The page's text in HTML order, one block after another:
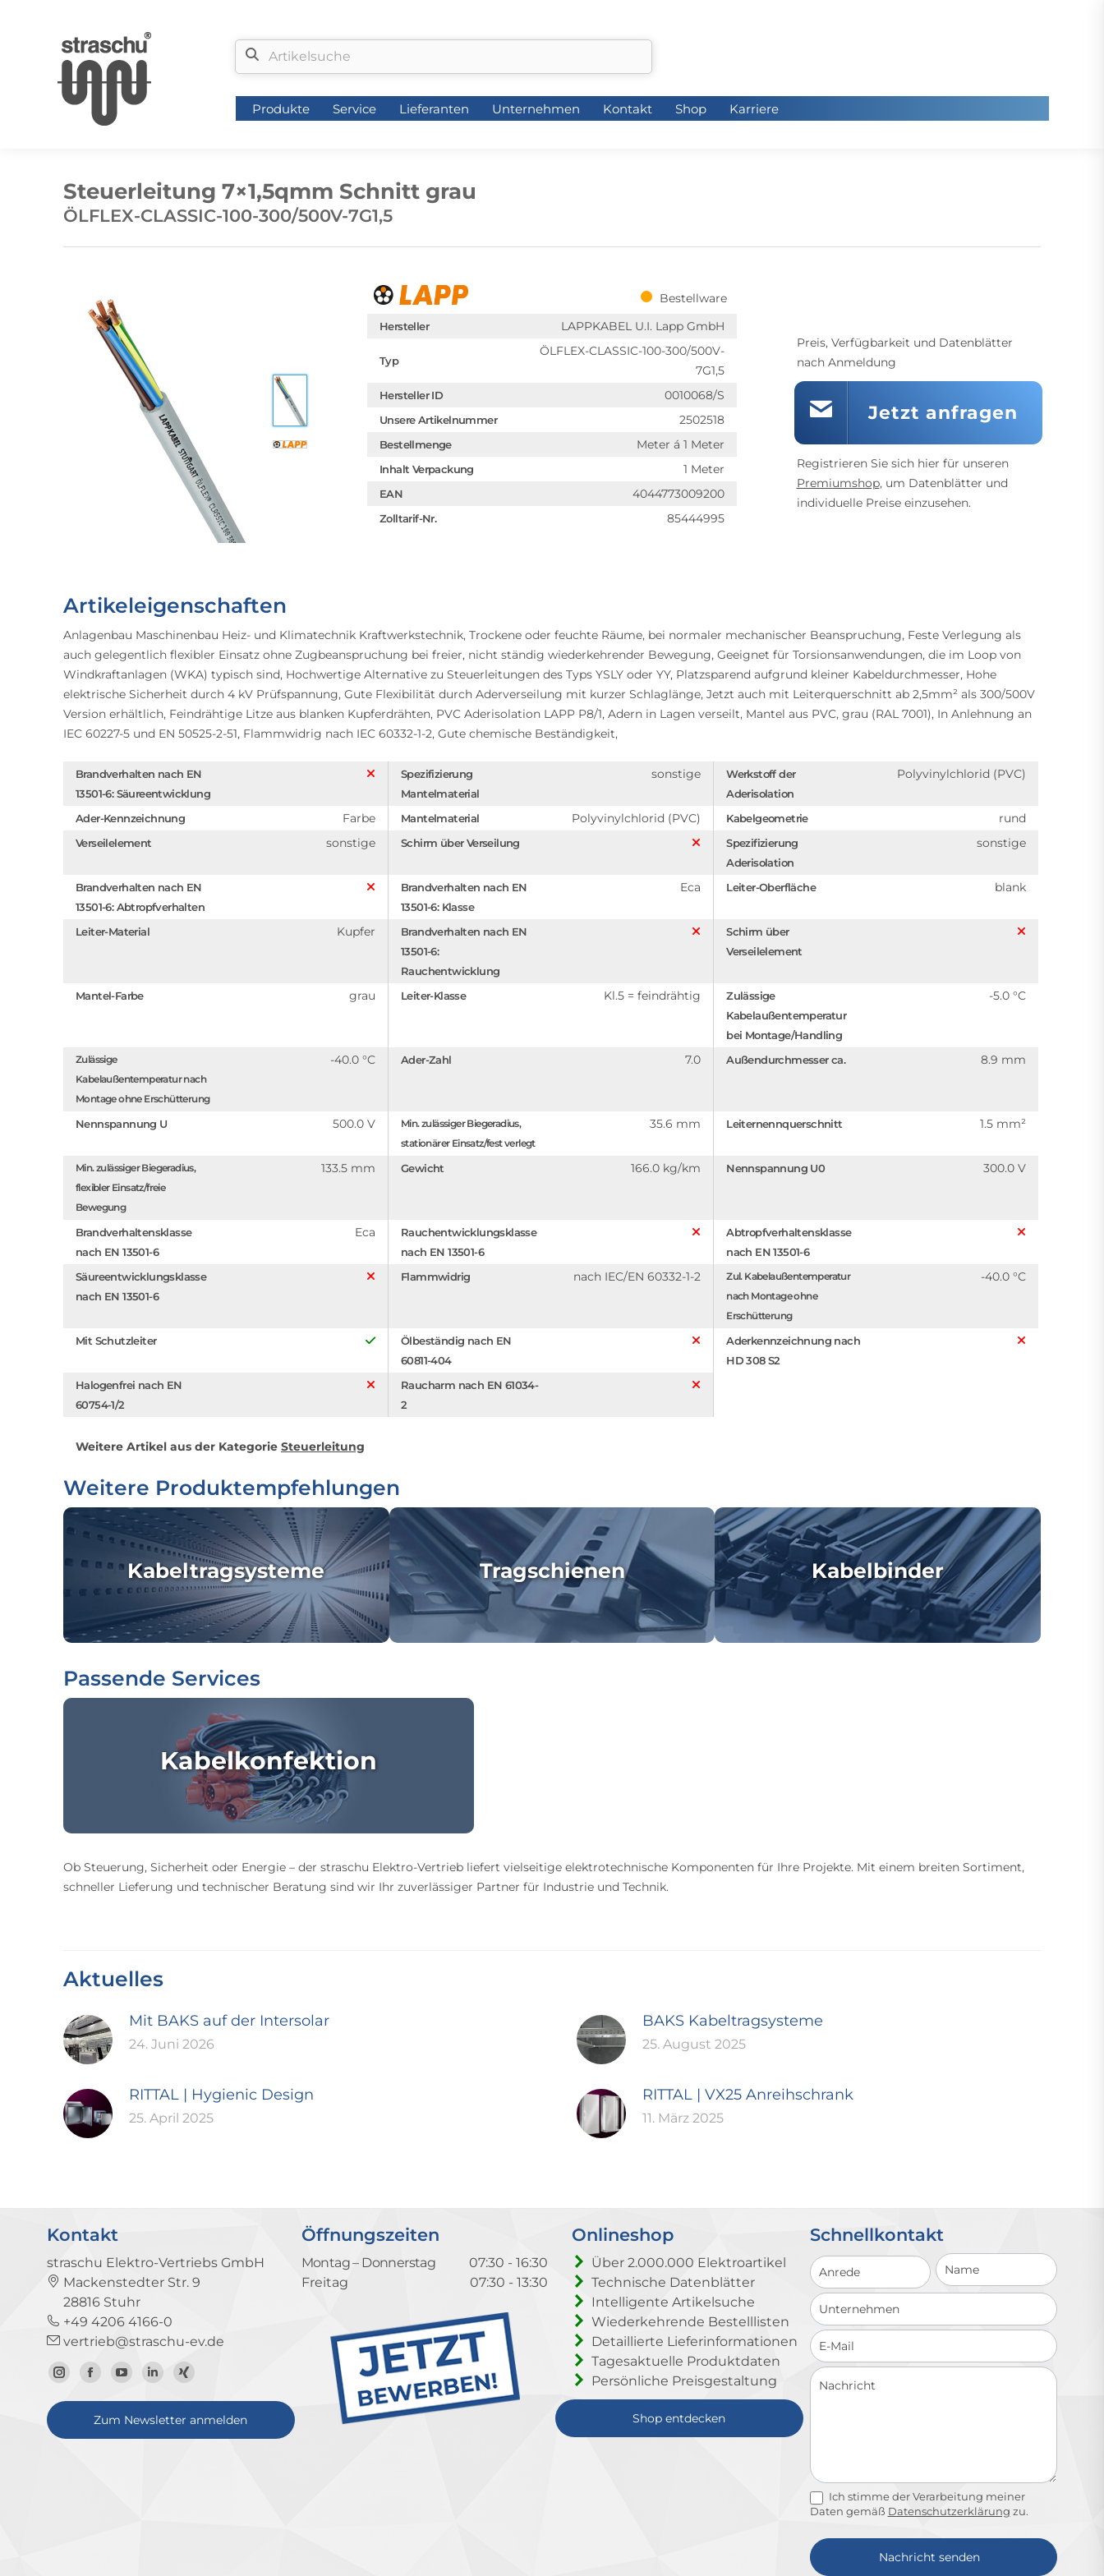
Produkte Service Lieferanten Unternehmen Kontakt Shop Karriere
Steuerleitung 7×1,5qmm Schnitt grau
ÖLFLEX-CLASSIC-100-300/500V-7G1,5
Bestellware
Hersteller LAPPKABEL U.I. Lapp GmbH
Typ
ÖLFLEX-CLASSIC-100-300/500V-
7G1,5
Hersteller ID 0010068/S
Unsere Artikelnummer 2502518
Bestellmenge Meter á 1 Meter
Inhalt Verpackung 1 Meter
EAN 4044773009200
Zolltarif-Nr. 85444995
Preis, Verfügbarkeit und Datenblätter
nach Anmeldung
Jetzt anfragen
Registrieren Sie sich hier für unseren
Premiumshop, um Datenblätter und
individuelle Preise einzusehen.
Artikeleigenschaften
Anlagenbau Maschinenbau Heiz- und Klimatechnik Kraftwerkstechnik, Trockene oder feuchte Räume, bei normaler mechanischer Beanspruchung, Feste Verlegung als
auch gelegentlich flexibler Einsatz ohne Zugbeanspruchung bei freier, nicht ständig wiederkehrender Bewegung, Geeignet für Torsionsanwendungen, die im Loop von
Windkraftanlagen (WKA) typisch sind, Hochwertige Alternative zu Steuerleitungen des Typs YSLY oder YY, Platzsparend aufgrund kleiner Kabeldurchmesser, Hohe
elektrische Sicherheit durch 4 kV Prüfspannung, Gute Flexibilität durch Aderverseilung mit kurzer Schlaglänge, Jetzt auch mit Leiterquerschnitt ab 2,5mm² als 300/500V
Version erhältlich, Feindrähtige Litze aus blanken Kupferdrähten, PVC Aderisolation LAPP P8/1, Adern in Lagen verseilt, Mantel aus PVC, grau (RAL 7001), In Anlehnung an
IEC 60227-5 und EN 50525-2-51, Flammwidrig nach IEC 60332-1-2, Gute chemische Beständigkeit,
Brandverhalten nach EN
13501-6: Säureentwicklung
Spezifizierung
Mantelmaterial
sonstige
Werkstoff der
Aderisolation
Polyvinylchlorid (PVC)
Ader-Kennzeichnung Farbe Mantelmaterial Polyvinylchlorid (PVC) Kabelgeometrie rund
Verseilelement sonstige Schirm über Verseilung
Spezifizierung
Aderisolation
sonstige
Brandverhalten nach EN
13501-6: Abtropfverhalten
Brandverhalten nach EN
13501-6: Klasse
Eca Leiter-Oberfläche blank
Leiter-Material Kupfer
Brandverhalten nach EN
13501-6:
Rauchentwicklung
Schirm über
Verseilelement
Mantel-Farbe grau Leiter-Klasse Kl.5 = feindrähtig
Zulässige
Kabelaußentemperatur
bei Montage/Handling
-5.0 °C
Zulässige
Kabelaußentemperatur nach
Montage ohne Erschütterung
-40.0 °C Ader-Zahl 7.0 Außendurchmesser ca. 8.9 mm
Nennspannung U 500.0 V
Min. zulässiger Biegeradius,
stationärer Einsatz/fest verlegt
35.6 mm Leiternennquerschnitt 1.5 mm²
Min. zulässiger Biegeradius,
flexibler Einsatz/freie
Bewegung
133.5 mm Gewicht 166.0 kg/km Nennspannung U0 300.0 V
Brandverhaltensklasse
nach EN 13501-6
Eca
Rauchentwicklungsklasse
nach EN 13501-6
Abtropfverhaltensklasse
nach EN 13501-6
Säureentwicklungsklasse
nach EN 13501-6
Flammwidrig nach IEC/EN 60332-1-2
Zul. Kabelaußentemperatur
nach Montage ohne
Erschütterung
-40.0 °C
Mit Schutzleiter
Ölbeständig nach EN
60811-404
Aderkennzeichnung nach
HD 308 S2
Halogenfrei nach EN
60754-1/2
Raucharm nach EN 61034-
2
Weitere Artikel aus der Kategorie Steuerleitung
Weitere Produktempfehlungen
Kabeltragsysteme Tragschienen Kabelbinder
Passende Services
Kabelkonfektion
Ob Steuerung, Sicherheit oder Energie – der straschu Elektro-Vertrieb liefert vielseitige elektrotechnische Komponenten für Ihre Projekte. Mit einem breiten Sortiment,
schneller Lieferung und technischer Beratung sind wir Ihr zuverlässiger Partner für Industrie und Technik.
Aktuelles
Mit BAKS auf der Intersolar
24. Juni 2026
BAKS Kabeltragsysteme
25. August 2025
RITTAL | Hygienic Design
25. April 2025
RITTAL | VX25 Anreihschrank
11. März 2025
Kontakt
straschu Elektro-Vertriebs GmbH
Mackenstedter Str. 9
28816 Stuhr
+49 4206 4166-0
vertrieb@straschu-ev.de
Zum
Instagram-
Zur
Facebook-
Seite
Zum
YouTube-
Kanal
Zum
LinkedIn-
Profil
Zum
Xing-
Profil
Zum Newsletter anmelden
Öffnungszeiten
Montag – Donnerstag
07:30 - 16:30
Freitag
07:30 - 13:30
Onlineshop
Über 2.000.000 Elektroartikel
Technische Datenblätter
Intelligente Artikelsuche
Wiederkehrende Bestelllisten
Detaillierte Lieferinformationen
Tagesaktuelle Produktdaten
Persönliche Preisgestaltung
Shop entdecken
Schnellkontakt
Schnellkontakt
Ich stimme der Verarbeitung meiner
Daten gemäß Datenschutzerklärung zu.
Nachricht senden
Produkte Service Lieferanten Unternehmen Kontakt